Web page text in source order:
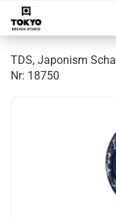
TDS, Japonism
Nr: 18750